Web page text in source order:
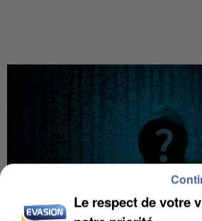
Le respect de votre